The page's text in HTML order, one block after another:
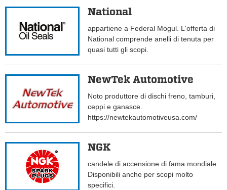
National
appartiene a Federal Mogul. L'offerta di
National comprende anelli di tenuta per
quasi tutti gli scopi.
NewTek Automotive
Noto produttore di dischi freno, tamburi,
ceppi e ganasce.
https://newtekautomotiveusa.com/
NGK
candele di accensione di fama mondiale.
Disponibili anche per scopi molto
specifici.